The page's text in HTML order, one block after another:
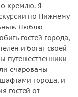
кремлю. Я
по Нижнему
Люблю
гостей города,
и богат своей
путешественники
очарованы
города, и
гостей от